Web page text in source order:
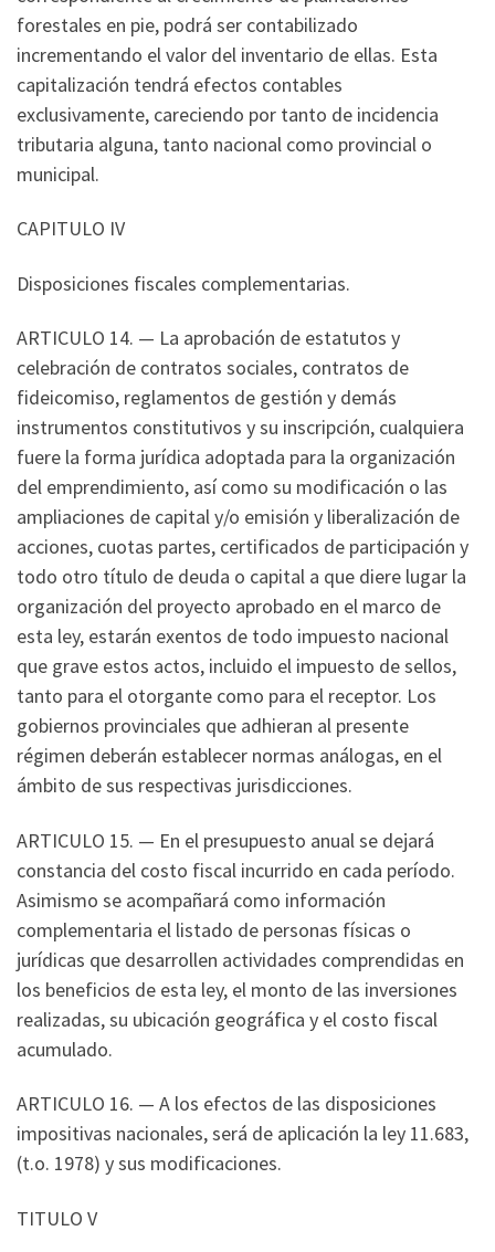
forestales en pie, podrá ser contabilizado
incrementando el valor del inventario de ellas. Esta
capitalización tendrá efectos contables
exclusivamente, careciendo por tanto de incidencia
tributaria alguna, tanto nacional como provincial o
municipal.
CAPITULO IV
Disposiciones fiscales complementarias.
ARTICULO 14. — La aprobación de estatutos y
celebración de contratos sociales, contratos de
fideicomiso, reglamentos de gestión y demás
instrumentos constitutivos y su inscripción, cualquiera
fuere la forma jurídica adoptada para la organización
del emprendimiento, así como su modificación o las
ampliaciones de capital y/o emisión y liberalización de
acciones, cuotas partes, certificados de participación y
todo otro título de deuda o capital a que diere lugar la
organización del proyecto aprobado en el marco de
esta ley, estarán exentos de todo impuesto nacional
que grave estos actos, incluido el impuesto de sellos,
tanto para el otorgante como para el receptor. Los
gobiernos provinciales que adhieran al presente
régimen deberán establecer normas análogas, en el
ámbito de sus respectivas jurisdicciones.
ARTICULO 15. — En el presupuesto anual se dejará
constancia del costo fiscal incurrido en cada período.
Asimismo se acompañará como información
complementaria el listado de personas físicas o
jurídicas que desarrollen actividades comprendidas en
los beneficios de esta ley, el monto de las inversiones
realizadas, su ubicación geográfica y el costo fiscal
acumulado.
ARTICULO 16. — A los efectos de las disposiciones
impositivas nacionales, será de aplicación la ley 11.683,
(t.o. 1978) y sus modificaciones.
TITULO V